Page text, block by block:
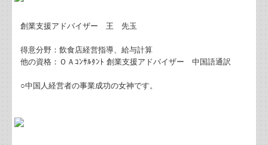
食事補助制度の改正について
孫養子の相続は2割加算の対象、生前贈与が効果的
創業支援アドバイザー 王 先玉
得意分野：飲食店経営指導、給与計算
他の資格：ＯＡｺﾝｻﾙﾀﾝﾄ 創業支援アドバイザー 中国語通訳
○中国人経営者の事業成功の女神です。